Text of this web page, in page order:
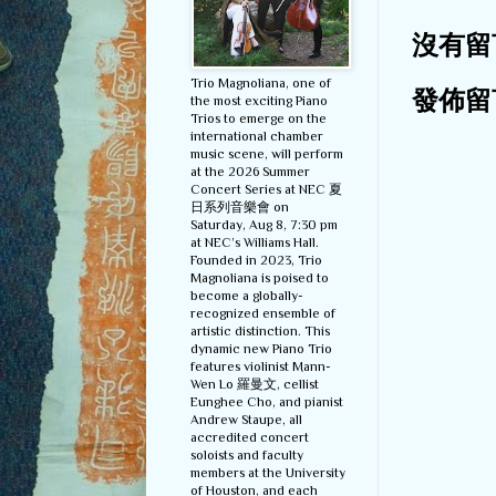
沒有
發佈
Trio Magnoliana, one of
the most exciting Piano
Trios to emerge on the
international chamber
music scene, will perform
at the 2026 Summer
Concert Series at NEC 夏
日系列音樂會 on
Saturday, Aug 8, 7:30 pm
at NEC’s Williams Hall.
Founded in 2023, Trio
Magnoliana is poised to
become a globally-
recognized ensemble of
artistic distinction. This
dynamic new Piano Trio
features violinist Mann-
Wen Lo 羅曼文, cellist
Eunghee Cho, and pianist
Andrew Staupe, all
accredited concert
soloists and faculty
members at the University
of Houston, and each